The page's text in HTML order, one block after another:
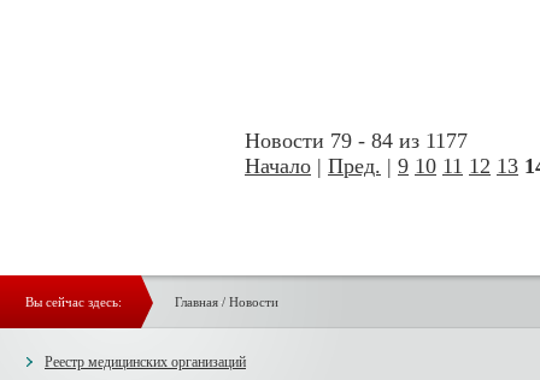
Новости 79 - 84 из 1177
Начало | Пред. | 9 10 11 12 13
Вы сейчас здесь: Главная/ Новости
Реестр медицинских организаций